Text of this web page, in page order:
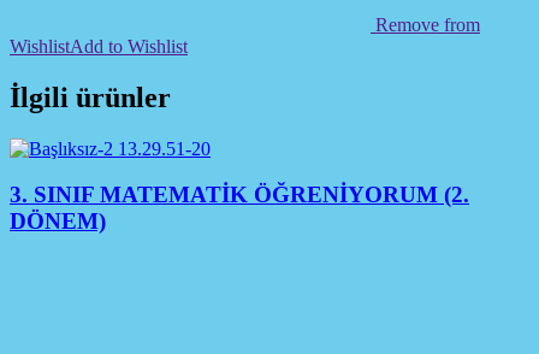
Remove from
WishlistAdd to Wishlist
İlgili ürünler
3. SINIF MATEMATİK ÖĞRENİYORUM (2.
DÖNEM)